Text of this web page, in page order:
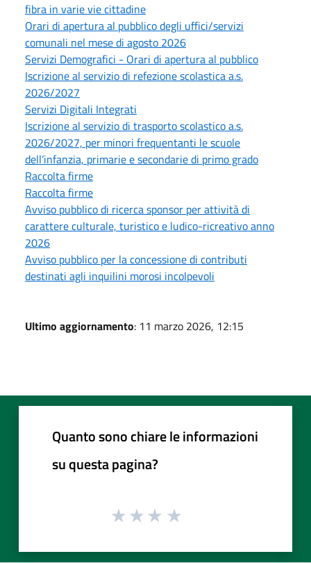
fibra in varie vie cittadine
Orari di apertura al pubblico degli uffici/servizi
comunali nel mese di agosto 2026
Servizi Demografici - Orari di apertura al pubblico
Iscrizione al servizio di refezione scolastica a.s.
2026/2027
Servizi Digitali Integrati
Iscrizione al servizio di trasporto scolastico a.s.
2026/2027, per minori frequentanti le scuole
dell’infanzia, primarie e secondarie di primo grado
Raccolta firme
Raccolta firme
Avviso pubblico di ricerca sponsor per attività di
carattere culturale, turistico e ludico-ricreativo anno
2026
Avviso pubblico per la concessione di contributi
destinati agli inquilini morosi incolpevoli
Ultimo aggiornamento: 11 marzo 2026, 12:15
Quanto sono chiare le informazioni
su questa pagina?